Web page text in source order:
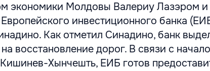
экономики Молдовы Валериу Лазэром и
инвестиционного банка
Как отметил Синадино, банк
восстановление дорог. В связи с
Хынчешть, ЕИБ готов